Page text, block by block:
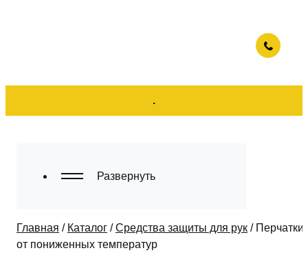
.
Главная / Каталог /Средства защиты для рук / Перчатки
от пониженных температур
Развернуть